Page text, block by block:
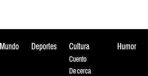
Mundo Deportes Cultura
Cuento
De cerca
Humor